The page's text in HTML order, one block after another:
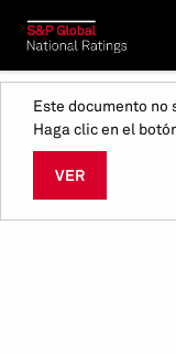
Este documento no
Haga clic en el
VER